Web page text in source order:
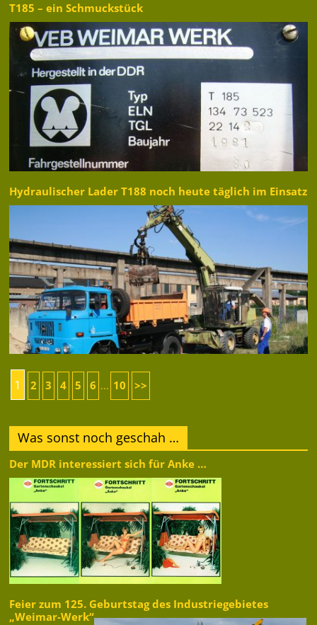
T185 – ein Schmuckstück
Hydraulischer Lader T188 noch heute täglich im Einsatz
1 2 3 4 5 6 ... 10 >>
Was sonst noch geschah …
Der MDR interessiert sich für Anke …
Feier zum 125. Geburtstag des Industriegebietes
„Weimar-Werk“